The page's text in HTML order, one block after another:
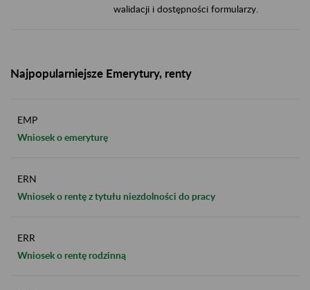
walidacji i dostępności formularzy.
Najpopularniejsze Emerytury, renty
EMP
Wniosek o emeryturę
ERN
Wniosek o rentę z tytułu niezdolności do pracy
ERR
Wniosek o rentę rodzinną